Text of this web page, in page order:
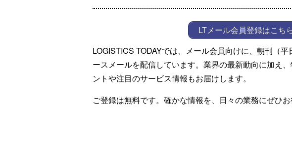
LTメール会員登録はこち
LOGISTICS TODAYでは、メール会員向けに、朝刊（
ースメールを配信しています。業界の最新動向に加え
ントや注目のサービス情報もお届けします。
ご登録は無料です。確かな情報を、日々の業務にぜひお